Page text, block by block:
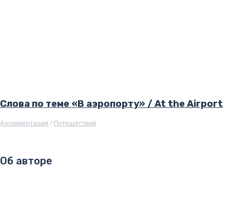
Слова по теме «В аэропорту» / At the Airport
4 комментария / Путешествия
Об авторе